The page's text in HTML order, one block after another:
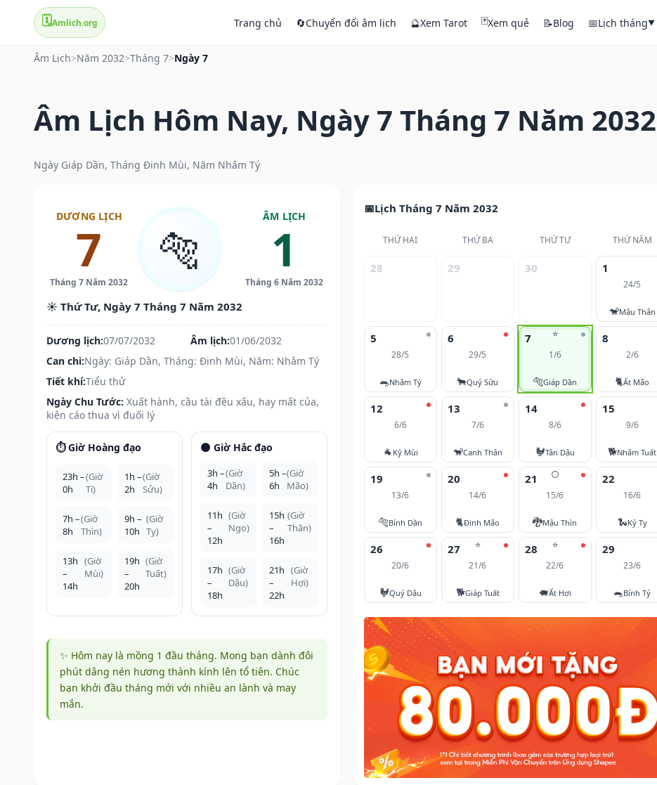
🗓️Amlich.org Trang chủ 🔄Chuyển đổi âm lịch 🔮Xem Tarot 🃏Xem quẻ 📝Blog 📅Lịch tháng▼
Âm Lịch>Năm 2032>Tháng 7>Ngày 7
Âm Lịch Hôm Nay, Ngày 7 Tháng 7 Năm 2032
Ngày Giáp Dần, Tháng Đinh Mùi, Năm Nhâm Tý
DƯƠNG LỊCH
7
Tháng 7 Năm 2032
🐅
ÂM LỊCH
1
Tháng 6 Năm 2032
☀️ Thứ Tư, Ngày 7 Tháng 7 Năm 2032
Dương lịch:07/07/2032 Âm lịch:01/06/2032
Can chi:Ngày: Giáp Dần, Tháng: Đinh Mùi, Năm: Nhâm Tý
Tiết khí:Tiểu thử
Ngày Chu Tước: Xuất hành, cầu tài đều xấu, hay mất của,
kiện cáo thua vì đuối lý
⏱️ Giờ Hoàng đạo
23h –
0h
(Giờ
Tí)
1h –
2h
(Giờ
Sửu)
7h –
8h
(Giờ
Thìn)
9h –
10h
(Giờ
Tỵ)
13h
–
14h
(Giờ
Mùi)
19h
–
20h
(Giờ
Tuất)
🌑 Giờ Hắc đạo
3h –
4h
(Giờ
Dần)
5h –
6h
(Giờ
Mão)
11h
–
12h
(Giờ
Ngọ)
15h
–
16h
(Giờ
Thân)
17h
–
18h
(Giờ
Dậu)
21h
–
22h
(Giờ
Hợi)
✨ Hôm nay là mồng 1 đầu tháng. Mong bạn dành đôi
phút dâng nén hương thành kính lên tổ tiên. Chúc
bạn khởi đầu tháng mới với nhiều an lành và may
mắn.
Lịch Tháng 7 Năm 2032
THỨ HAI THỨ BA THỨ TƯ THỨ NĂM
28 29 30 1
24/5
🐒Mậu Thân
5
28/5
🐀Nhâm Tý
6
29/5
🐂Quý Sửu
⭐
7
1/6
🐅Giáp Dần
8
2/6
🐈Ất Mão
12
6/6
🐐 Kỷ Mùi
13
7/6
🐒Canh Thân
14
8/6
🐓Tân Dậu
15
9/6
🐕Nhâm Tuất
19
13/6
🐅Bính Dần
20
14/6
🐈Đinh Mão
🌕
21
15/6
🐉Mậu Thìn
22
16/6
🐍Kỷ Tỵ
26
20/6
🐓Quý Dậu
⭐
27
21/6
🐕Giáp Tuất
⭐
28
22/6
🐖Ất Hợi
29
23/6
🐀Bính Tý